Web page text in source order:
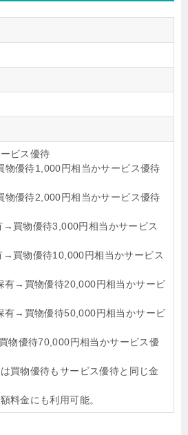
ビス優待
優待1,000円相当かサービス優待
優待2,000円相当かサービス優待
買物優待3,000円相当かサービス
買物優待10,000円相当かサービス
有→買物優待20,000円相当かサービ
有→買物優待50,000円相当かサービ
物優待70,000円相当かサービス優
買物優待もサービス優待と同じ金
料金にも利用可能。